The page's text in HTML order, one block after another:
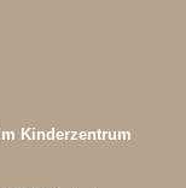
Kinderzentrum